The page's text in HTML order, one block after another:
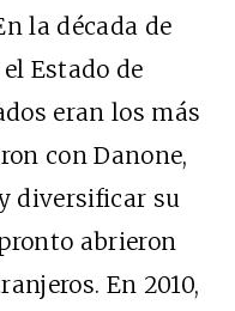
la década de
Estado de
eran los más
con Danone,
diversificar su
abrieron
En 2010,